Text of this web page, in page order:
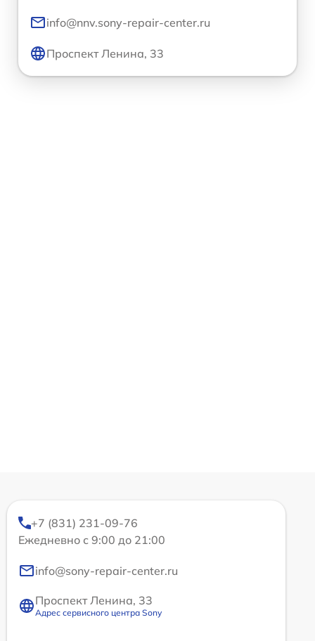
info@nnv.sony-repair-center.ru
Проспект Ленина, 33
+7 (831) 231-09-76
Ежедневно с 9:00 до 21:00
info@sony-repair-center.ru
Проспект Ленина, 33
Адрес сервисного центра Sony